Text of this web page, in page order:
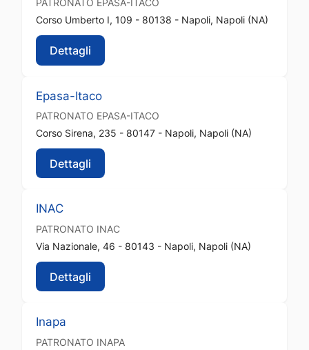
PATRONATO EPASA-ITACO
Corso Umberto I, 109 - 80138 - Napoli, Napoli (NA)
Dettagli
Epasa-Itaco
PATRONATO EPASA-ITACO
Corso Sirena, 235 - 80147 - Napoli, Napoli (NA)
Dettagli
INAC
PATRONATO INAC
Via Nazionale, 46 - 80143 - Napoli, Napoli (NA)
Dettagli
Inapa
PATRONATO INAPA